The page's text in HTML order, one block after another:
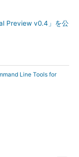
Preview v0.4」を公
Line Tools for